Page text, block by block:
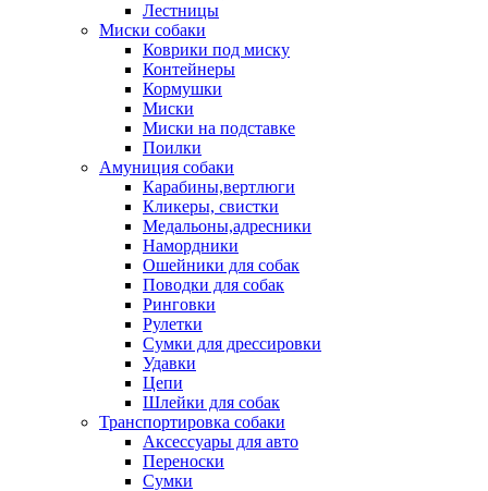
Лестницы
Миски собаки
Коврики под миску
Контейнеры
Кормушки
Миски
Миски на подставке
Поилки
Амуниция собаки
Карабины,вертлюги
Кликеры, свистки
Медальоны,адресники
Намордники
Ошейники для собак
Поводки для собак
Ринговки
Рулетки
Сумки для дрессировки
Удавки
Цепи
Шлейки для собак
Транспортировка собаки
Аксессуары для авто
Переноски
Сумки